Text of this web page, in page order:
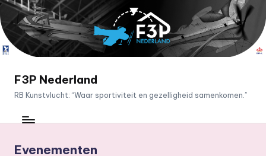
Ga
naar
de
F3P Nederland
RB Kunstvlucht: “Waar sportiviteit en gezelligheid samenkomen.”
Evenementen